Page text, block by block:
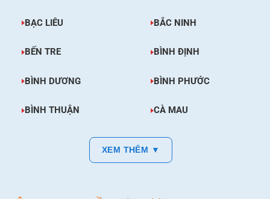
BẠC LIÊU BẮC NINH
BẾN TRE BÌNH ĐỊNH
BÌNH DƯƠNG BÌNH PHƯỚC
BÌNH THUẬN CÀ MAU
XEM THÊM ▼